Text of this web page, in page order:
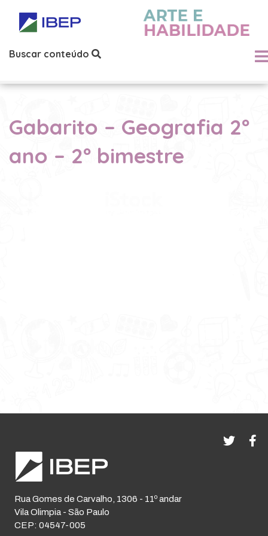
Buscar conteúdo
Gabarito – Geografia 2º
ano – 2º bimestre
Rua Gomes de Carvalho, 1306 - 11º andar
Vila Olimpia - São Paulo
CEP: 04547-005